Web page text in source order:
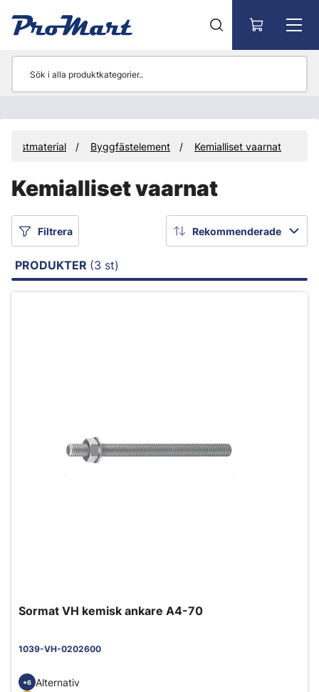
Fästmaterial Byggfästelement Kemialliset vaarnat
Kemialliset vaarnat
Filtrera Rekommenderade
PRODUKTER (3 st)
Sormat VH kemisk ankare A4-70
1039-VH-0202600
+6
Alternativ